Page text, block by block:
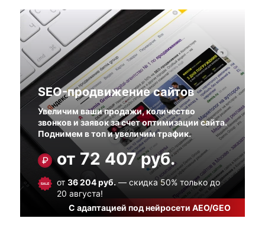
SEO-продвижение сайтов
Увеличим ваши продажи, количество
звонков и заявок за счет оптимизации сайта.
Поднимем в топ и увеличим трафик.
от 72 407руб.
от 36 204руб. — скидка 50% только до
20 августа!
С адаптацией под нейросети AEO/GEO